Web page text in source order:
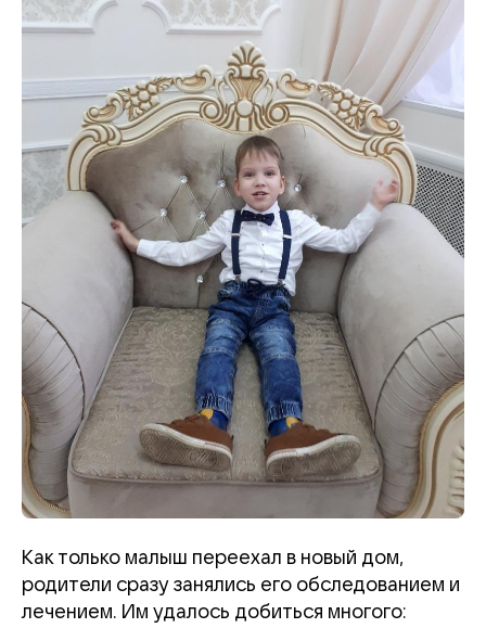
Как только малыш переехал в новый дом,
родители сразу занялись его обследованием и
лечением. Им удалось добиться многого: